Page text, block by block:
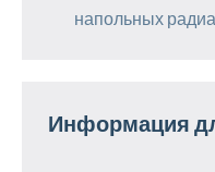
напольных
Информация